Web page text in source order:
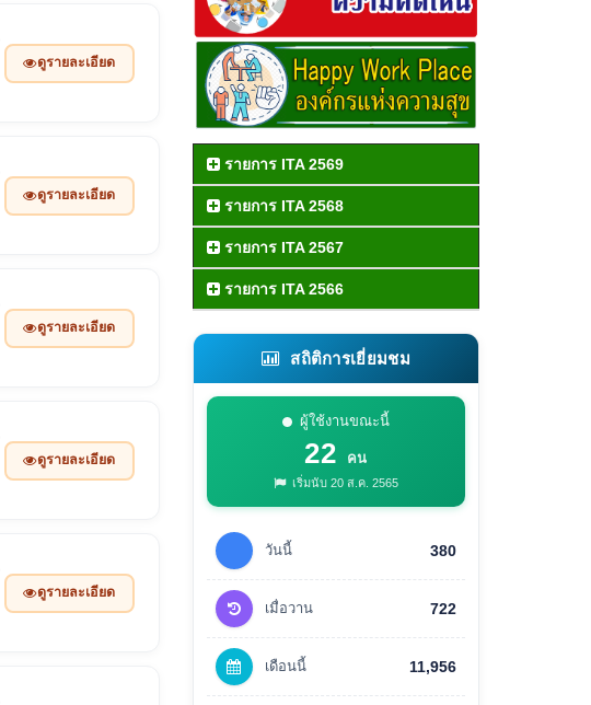
ดูรายละเอียด
ดูรายละเอียด
ดูรายละเอียด
ดูรายละเอียด
ดูรายละเอียด
รายการ ITA 2569
รายการ ITA 2568
รายการ ITA 2567
รายการ ITA 2566
สถิติการเยี่ยมชม
ผู้ใช้งานขณะนี้
22 คน
เริ่มนับ 20 ส.ค. 2565
วันนี้ 380
เมื่อวาน 722
เดือนนี้ 11,956